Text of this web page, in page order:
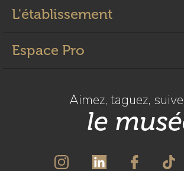
c
t
i
n
L'établissement
Espace Pro
Aimez, taguez,
le